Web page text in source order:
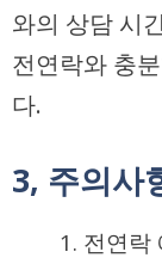
와의 상담 시
전연락와 충
다.
3, 주의사
전연락